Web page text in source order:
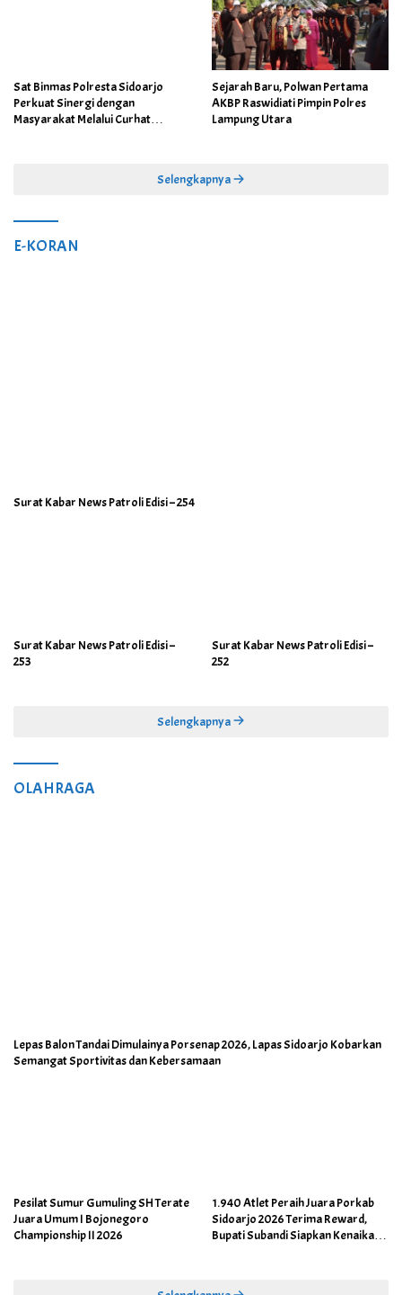
Sat Binmas Polresta Sidoarjo
Perkuat Sinergi dengan
Masyarakat Melalui Curhat
Sejarah Baru, Polwan Pertama
AKBP Raswidiati Pimpin Polres
Lampung Utara
Selengkapnya
E-KORAN
Surat Kabar News Patroli Edisi – 254
Surat Kabar News Patroli Edisi –
253
Surat Kabar News Patroli Edisi –
252
Selengkapnya
OLAHRAGA
Lepas Balon Tandai Dimulainya Porsenap 2026, Lapas Sidoarjo Kobarkan
Semangat Sportivitas dan Kebersamaan
Pesilat Sumur Gumuling SH Terate
Juara Umum I Bojonegoro
Championship II 2026
1.940 Atlet Peraih Juara Porkab
Sidoarjo 2026 Terima Reward,
Bupati Subandi Siapkan Kenaikan